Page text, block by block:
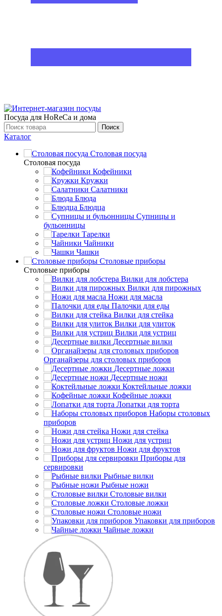
Посуда для HoReCa и дома
Поиск
Каталог
Столовая посуда
Столовая посуда
Кофейники
Кружки
Салатники
Блюда
Блюдца
Супницы и
бульонницы
Тарелки
Чайники
Чашки
Cтоловые приборы
Cтоловые приборы
Вилки для лобстера
Вилки для пирожных
Ножи для масла
Палочки для еды
Вилки для стейка
Вилки для улиток
Вилки для устриц
Десертные вилки
Органайзеры для столовых приборов
Десертные ложки
Десертные ножи
Коктейльные ложки
Кофейные ложки
Лопатки для торта
Наборы столовых
приборов
Ножи для стейка
Ножи для устриц
Ножи для фруктов
Приборы для
сервировки
Рыбные вилки
Рыбные ножи
Столовые вилки
Столовые ложки
Столовые ножи
Упаковки для приборов
Чайные ложки